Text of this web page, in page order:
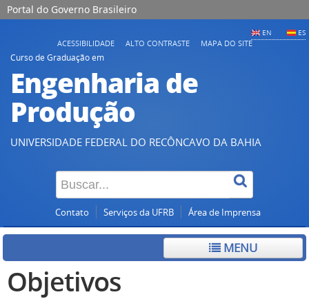
Portal do Governo Brasileiro
EN ES
ACESSIBILIDADE ALTO CONTRASTE
MAPA DO SITE
Curso de Graduação em
Engenharia de
Produção
UNIVERSIDADE FEDERAL DO RECÔNCAVO DA BAHIA
Contato Serviços da UFRB Área de Imprensa
MENU
Objetivos